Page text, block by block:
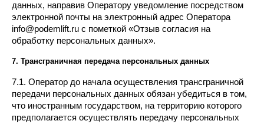
данных, направив Оператору уведомление посредством
электронной почты на электронный адрес Оператора
info@podemlift.ru с пометкой «Отзыв согласия на
обработку персональных данных».
7. Трансграничная передача персональных данных
7.1. Оператор до начала осуществления трансграничной
передачи персональных данных обязан убедиться в том,
что иностранным государством, на территорию которого
предполагается осуществлять передачу персональных